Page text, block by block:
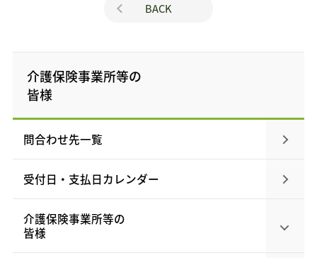
BACK
介護保険事業所等の
皆様
問合わせ先一覧
受付日・支払日カレンダー
介護保険事業所等の
皆様